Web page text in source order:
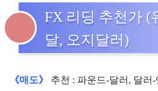
FX 리딩 추천가 (
달, 오지달러)
《매도》
추천 : 파운드-달러, 달러-